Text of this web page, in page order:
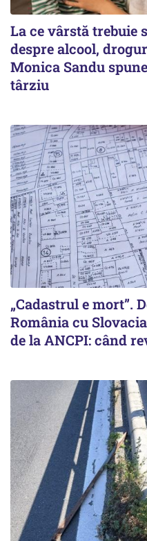
La ce vârstă trebuie
despre alcool,
Monica Sandu
târziu
„Cadastrul e mort”.
România cu
de la ANCPI: când